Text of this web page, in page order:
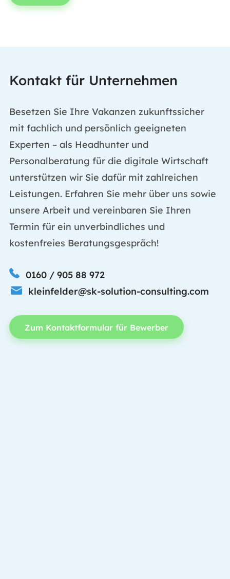
Kontakt für Unternehmen
Besetzen Sie Ihre Vakanzen zukunftssicher
mit fachlich und persönlich geeigneten
Experten – als Headhunter und
Personalberatung für die digitale Wirtschaft
unterstützen wir Sie dafür mit zahlreichen
Leistungen. Erfahren Sie mehr über uns sowie
unsere Arbeit und vereinbaren Sie Ihren
Termin für ein unverbindliches und
kostenfreies Beratungsgespräch!
0160 / 905 88 972
kleinfelder@sk-solution-consulting.com
Zum Kontaktformular für Bewerber